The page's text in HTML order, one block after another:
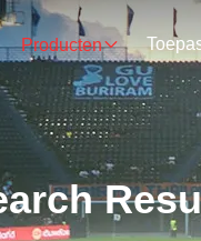
Producten